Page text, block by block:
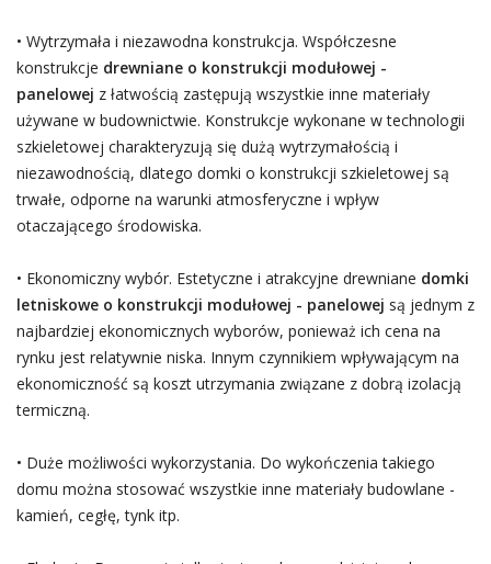
• Wytrzymała i niezawodna konstrukcja. Współczesne
konstrukcje drewniane o konstrukcji modułowej -
panelowej z łatwością zastępują wszystkie inne materiały
używane w budownictwie. Konstrukcje wykonane w technologii
szkieletowej charakteryzują się dużą wytrzymałością i
niezawodnością, dlatego domki o konstrukcji szkieletowej są
trwałe, odporne na warunki atmosferyczne i wpływ
otaczającego środowiska.
• Ekonomiczny wybór. Estetyczne i atrakcyjne drewniane domki
letniskowe o konstrukcji modułowej - panelowej są jednym z
najbardziej ekonomicznych wyborów, ponieważ ich cena na
rynku jest relatywnie niska. Innym czynnikiem wpływającym na
ekonomiczność są koszt utrzymania związane z dobrą izolacją
termiczną.
• Duże możliwości wykorzystania. Do wykończenia takiego
domu można stosować wszystkie inne materiały budowlane -
kamień, cegłę, tynk itp.